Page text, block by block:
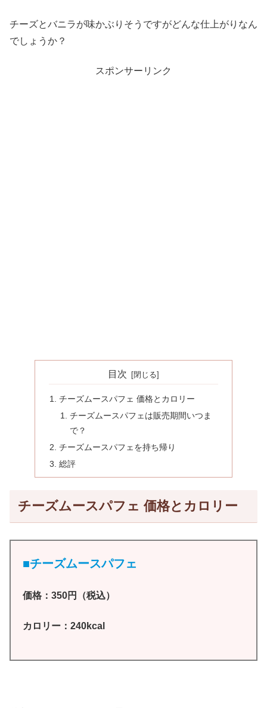
チーズとバニラが味かぶりそうですがどんな仕上がりなん
でしょうか？
スポンサーリンク
目次
チーズムースパフェ 価格とカロリー
チーズムースパフェは販売期間いつま
で？
チーズムースパフェを持ち帰り
総評
チーズムースパフェ 価格とカロリー
■チーズムースパフェ
価格：350円（税込）
カロリー：240kcal